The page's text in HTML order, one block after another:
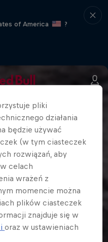
of America
?
pliki
działania
będzie używać
(w tym ciasteczek
rozwiązań, aby
celach
wrażeń z
momencie można
plików ciasteczek
znajduje się w
oraz w ustawieniach